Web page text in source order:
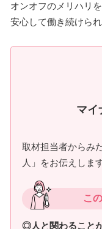
オンオフのメリハリ
安心して働き続けられ
マイ
取材担当者からみ
人」をお伝えしま
こ
◎人と関わること